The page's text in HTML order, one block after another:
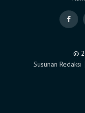
©
Susunan Redaksi